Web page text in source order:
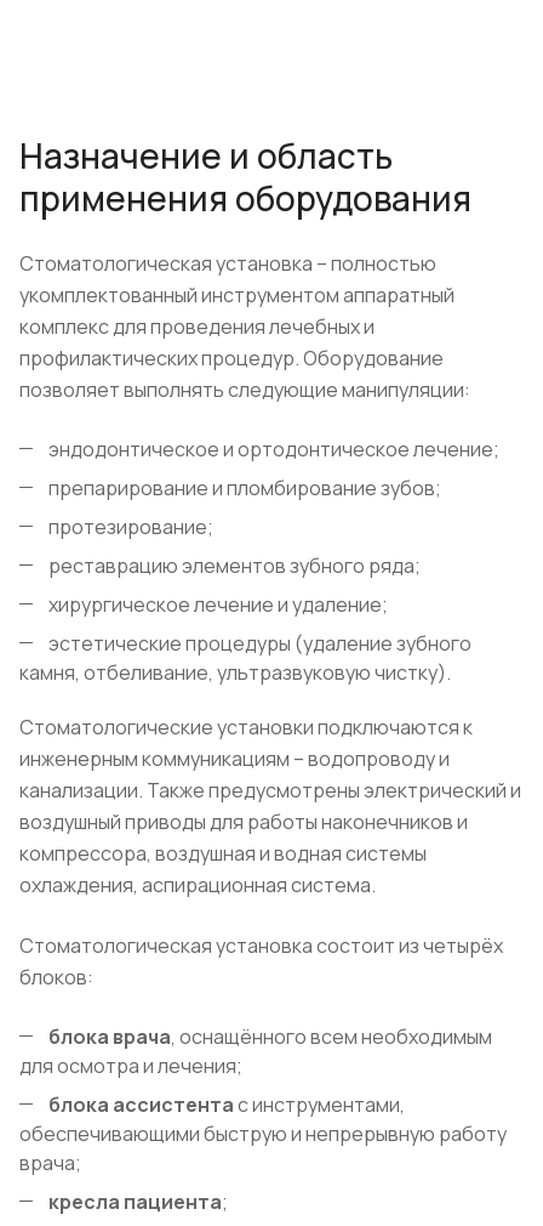
Назначение и область
применения оборудования
Стоматологическая установка – полностью
укомплектованный инструментом аппаратный
комплекс для проведения лечебных и
профилактических процедур. Оборудование
позволяет выполнять следующие манипуляции:
эндодонтическое и ортодонтическое лечение;
препарирование и пломбирование зубов;
протезирование;
реставрацию элементов зубного ряда;
хирургическое лечение и удаление;
эстетические процедуры (удаление зубного
камня, отбеливание, ультразвуковую чистку).
Стоматологические установки подключаются к
инженерным коммуникациям – водопроводу и
канализации. Также предусмотрены электрический и
воздушный приводы для работы наконечников и
компрессора, воздушная и водная системы
охлаждения, аспирационная система.
Стоматологическая установка состоит из четырёх
блоков:
блока врача, оснащённого всем необходимым
для осмотра и лечения;
блока ассистентас инструментами,
обеспечивающими быструю и непрерывную работу
врача;
кресла пациента;